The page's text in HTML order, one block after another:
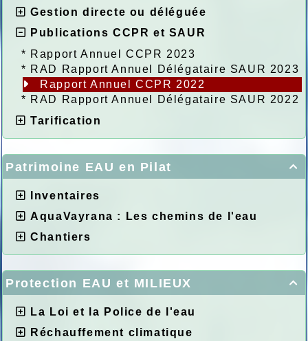
Gestion directe ou déléguée
Publications CCPR et SAUR
* Rapport Annuel CCPR 2023
* RAD Rapport Annuel Délégataire SAUR 2023
Rapport Annuel CCPR 2022
* RAD Rapport Annuel Délégataire SAUR 2022
Tarification

Patrimoine EAU en Pilat
Inventaires
AquaVayrana : Les chemins de l'eau
Chantiers

Protection EAU et MILIEUX
La Loi et la Police de l'eau
Réchauffement climatique